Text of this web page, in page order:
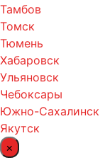
Тамбов
Томск
Тюмень
Хабаровск
Ульяновск
Чебоксары
Южно-Сахалинск
Якутск
×